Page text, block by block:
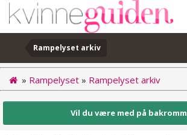
Rampelyset arkiv
» Rampelyset » Rampelyset arkiv
Vil du være med på